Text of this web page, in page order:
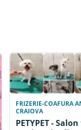
FRIZERIE-COAFURA
CRAIOVA
PETYPET -